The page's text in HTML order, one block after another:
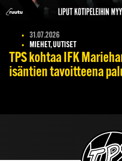
31.07.2026
MIEHET, UUTISET
TPS kohtaa IFK
isäntien tavoitteena